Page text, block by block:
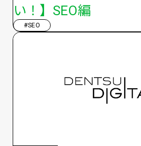
い！】SEO編
#SEO